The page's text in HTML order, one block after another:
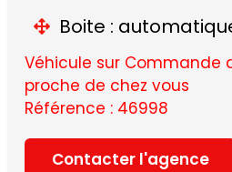
Boite :
Véhicule sur Commande
proche de chez vous
Référence : 46998
Contacter l'agence